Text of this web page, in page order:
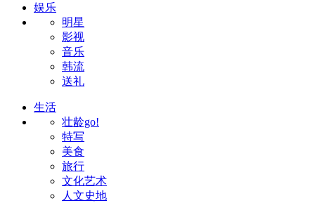
娱乐
明星
影视
音乐
韩流
送礼
生活
壮龄go!
特写
美食
旅行
文化艺术
人文史地